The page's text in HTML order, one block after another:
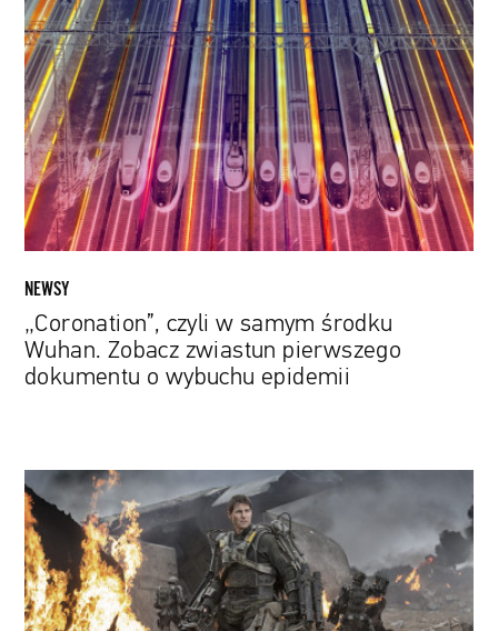
czyli
w
samym
środku
Wuhan.
Zobacz
zwiastun
pierwszego
dokumentu
o
wybuchu
NEWSY
„Coronation”, czyli w samym środku
Wuhan. Zobacz zwiastun pierwszego
dokumentu o wybuchu epidemii
Wybrano
reżysera,
który
poleci
z
Tomem